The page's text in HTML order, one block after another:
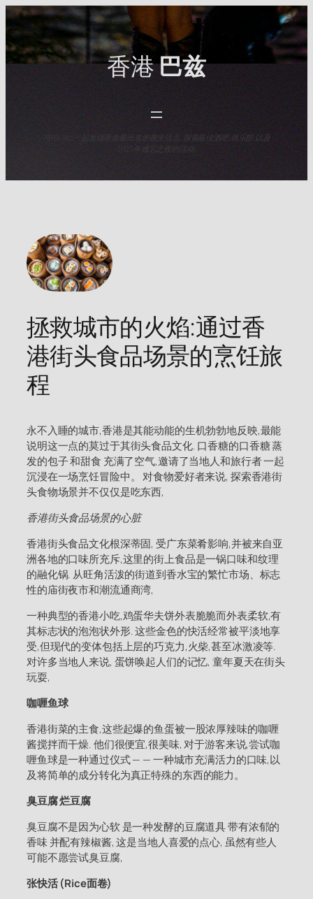
Skip
to
content
香港巴兹
与HK Baz一起发现香港最出名的夜生活点. 探索最佳酒吧,俱乐部,以及
2025年难忘之夜的活动.
拯救城市的火焰:通过香
港街头食品场景的烹饪旅
程
永不入睡的城市,香港是其能动能的生机勃勃地反映,最能
说明这一点的莫过于其街头食品文化. 口香糖的口香糖 蒸
发的包子 和甜食 充满了空气,邀请了当地人和旅行者 一起
沉浸在一场烹饪冒险中。 对食物爱好者来说, 探索香港街
头食物场景并不仅仅是吃东西,
香港街头食品场景的心脏
香港街头食品文化根深蒂固, 受广东菜肴影响,并被来自亚
洲各地的口味所充斥,这里的街上食品是一锅口味和纹理
的融化锅. 从旺角活泼的街道到香水宝的繁忙市场、标志
性的庙街夜市和潮流通商湾,
一种典型的香港小吃,鸡蛋华夫饼外表脆脆而外表柔软,有
其标志状的泡泡状外形. 这些金色的快活经常被平淡地享
受,但现代的变体包括上层的巧克力,火柴,甚至冰激凌等.
对许多当地人来说, 蛋饼唤起人们的记忆, 童年夏天在街头
玩耍,
咖喱鱼球
香港街菜的主食,这些起爆的鱼蛋被一股浓厚辣味的咖喱
酱搅拌而干燥. 他们很便宜,很美味, 对于游客来说,尝试咖
喱鱼球是一种通过仪式 — — 一种城市充满活力的口味,以
及将简单的成分转化为真正特殊的东西的能力。
臭豆腐 烂豆腐
臭豆腐不是因为心软 是一种发酵的豆腐道具 带有浓郁的
香味 并配有辣椒酱, 这是当地人喜爱的点心, 虽然有些人
可能不愿尝试臭豆腐,
张快活 (Rice面卷)